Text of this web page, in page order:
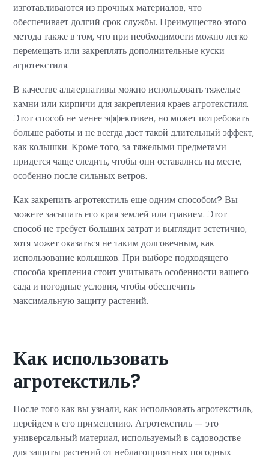
изготавливаются из прочных материалов, что
обеспечивает долгий срок службы. Преимущество этого
метода также в том, что при необходимости можно легко
перемещать или закреплять дополнительные куски
агротекстиля.
В качестве альтернативы можно использовать тяжелые
камни или кирпичи для закрепления краев агротекстиля.
Этот способ не менее эффективен, но может потребовать
больше работы и не всегда дает такой длительный эффект,
как колышки. Кроме того, за тяжелыми предметами
придется чаще следить, чтобы они оставались на месте,
особенно после сильных ветров.
Как закрепить агротекстиль еще одним способом? Вы
можете засыпать его края землей или гравием. Этот
способ не требует больших затрат и выглядит эстетично,
хотя может оказаться не таким долговечным, как
использование колышков. При выборе подходящего
способа крепления стоит учитывать особенности вашего
сада и погодные условия, чтобы обеспечить
максимальную защиту растений.
Как использовать
агротекстиль?
После того как вы узнали, как использовать агротекстиль,
перейдем к его применению. Агротекстиль — это
универсальный материал, используемый в садоводстве
для защиты растений от неблагоприятных погодных